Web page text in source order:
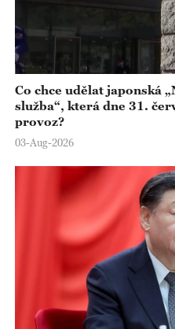
Co chce udělat japonská
služba“, která dne 31.
provoz?
03-Aug-2026